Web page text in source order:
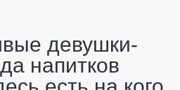
девушки-
напитков